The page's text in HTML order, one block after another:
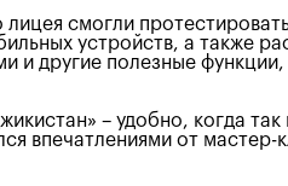
смогли
устройств, а также
и другие полезные функции,
– удобно, когда
впечатлениями от мастер-